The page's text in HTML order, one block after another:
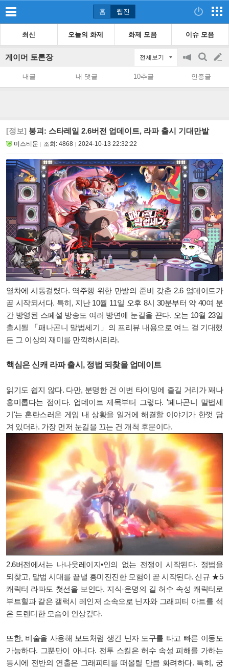
홈 웹진
최신 오늘의 화제 화제 모음 이슈 모음
게이머 토론장 전체보기
공
on/off
검
색
글
쓰
내글 내 댓글 10추글 인증글
[정보] 붕괴: 스타레일 2.6버전 업데이트, 라파 출시 기대만발
미스티문 조회: 4868 2024-10-13 22:32:22
열차에 시동걸렸다. 역주행 위한 만발의 준비 갖춘 2.6 업데이트가
곧 시작되서다. 특히, 지난 10월 11일 오후 8시 30분부터 약 40여 분
간 방영된 스페셜 방송도 여러 방면에 눈길을 끈다. 오는 10월 23일
출시될 「패나곤니 말법세기」의 프리뷰 내용으로 여느 걸 기대했
든 그 이상의 재미를 만끽하시리라.
핵심은 신캐 라파 출시, 정법 되찾을 업데이트
읽기도 쉽지 않다. 다만, 분명한 건 이번 타이밍에 즐길 거리가 꽤나
흥미롭다는 점이다. 업데이트 제목부터 그렇다. '페나곤니 말법세
기'는 혼란스러운 게임 내 상황을 일거에 해결할 이야기가 한껏 담
겨 있더라. 가장 먼저 눈길을 끄는 건 개척 후문이다.
2.6버전에서는 나나웃레이지•인의 없는 전쟁이 시작된다. 정법을
되찾고, 말법 시대를 끝낼 흥미진진한 모험이 곧 시작된다. 신규 ★5
캐릭터 라파도 첫선을 보인다. 지식·운명의 길 허수 속성 캐릭터로
부트힐과 같은 갤럭시 레인저 소속으로 닌자와 그래피티 아트를 섞
은 트렌디한 모습이 인상깊다.
또한, 비술을 사용해 보드처럼 생긴 닌자 도구를 타고 빠른 이동도
가능하다. 그뿐만이 아니다. 전투 스킬은 허수 속성 피해를 가하는
동시에 전반의 연출은 그래피티를 떠올릴 만큼 화려하다. 특히, 궁